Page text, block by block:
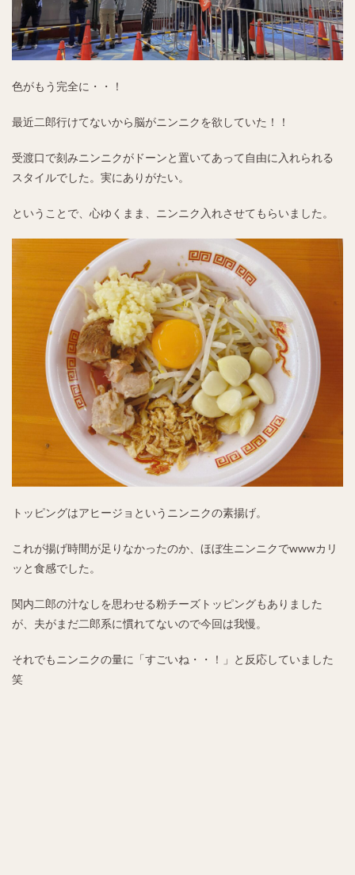
色がもう完全に・・！
最近二郎行けてないから脳がニンニクを欲していた！！
受渡口で刻みニンニクがドーンと置いてあって自由に入れられる
スタイルでした。実にありがたい。
ということで、心ゆくまま、ニンニク入れさせてもらいました。
トッピングはアヒージョというニンニクの素揚げ。
これが揚げ時間が足りなかったのか、ほぼ生ニンニクでwwwカリ
ッと食感でした。
関内二郎の汁なしを思わせる粉チーズトッピングもありました
が、夫がまだ二郎系に慣れてないので今回は我慢。
それでもニンニクの量に「すごいね・・！」と反応していました
笑